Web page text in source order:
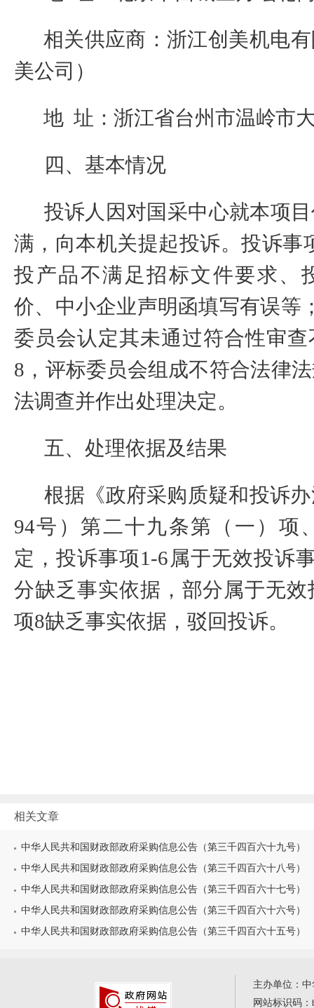
相关供应商： 浙江创美机电
美公司）
地 址：浙江省台州市温岭市
四、基本情况
投诉人因对国采中心就本项
满，向本机关提起投诉。投诉事
投产品不满足招标文件要求、
价、中小企业声明函填写有误等
委员会认定其未通过符合性审
8 ，评标委员会组成不符合法律
法调查并作出处理决定。
五、处理依据及结果
根据《政府采购质疑和投诉
94号）第二十九条第（一）项
定，投诉事项1-6 属于无效投诉
分缺乏事实依据，部分属于无
项8缺乏事实依据，驳回投诉。
相关文章
中华人民共和国财政部政府采购信息公告（第三千四百六十九号）
中华人民共和国财政部政府采购信息公告（第三千四百六十八号）
中华人民共和国财政部政府采购信息公告（第三千四百六十七号）
中华人民共和国财政部政府采购信息公告（第三千四百六十六号）
中华人民共和国财政部政府采购信息公告（第三千四百六十五号）
主办单位：
网站标识码：